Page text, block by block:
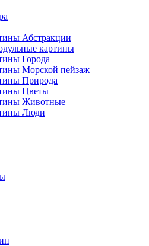
Абстракции
картины
Города
Морской пейзаж
Природа
Цветы
Животные
Люди